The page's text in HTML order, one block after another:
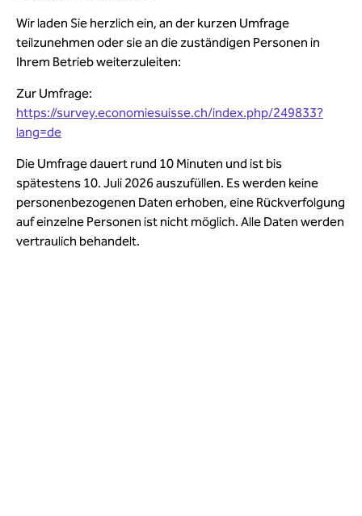
Wir laden Sie herzlich ein, an der kurzen Umfrage
teilzunehmen oder sie an die zuständigen Personen in
Ihrem Betrieb weiterzuleiten:
Zur Umfrage:
https://survey.economiesuisse.ch/index.php/249833?
lang=de
Die Umfrage dauert rund 10 Minuten und ist bis
spätestens 10. Juli 2026 auszufüllen. Es werden keine
personenbezogenen Daten erhoben, eine Rückverfolgung
auf einzelne Personen ist nicht möglich. Alle Daten werden
vertraulich behandelt.